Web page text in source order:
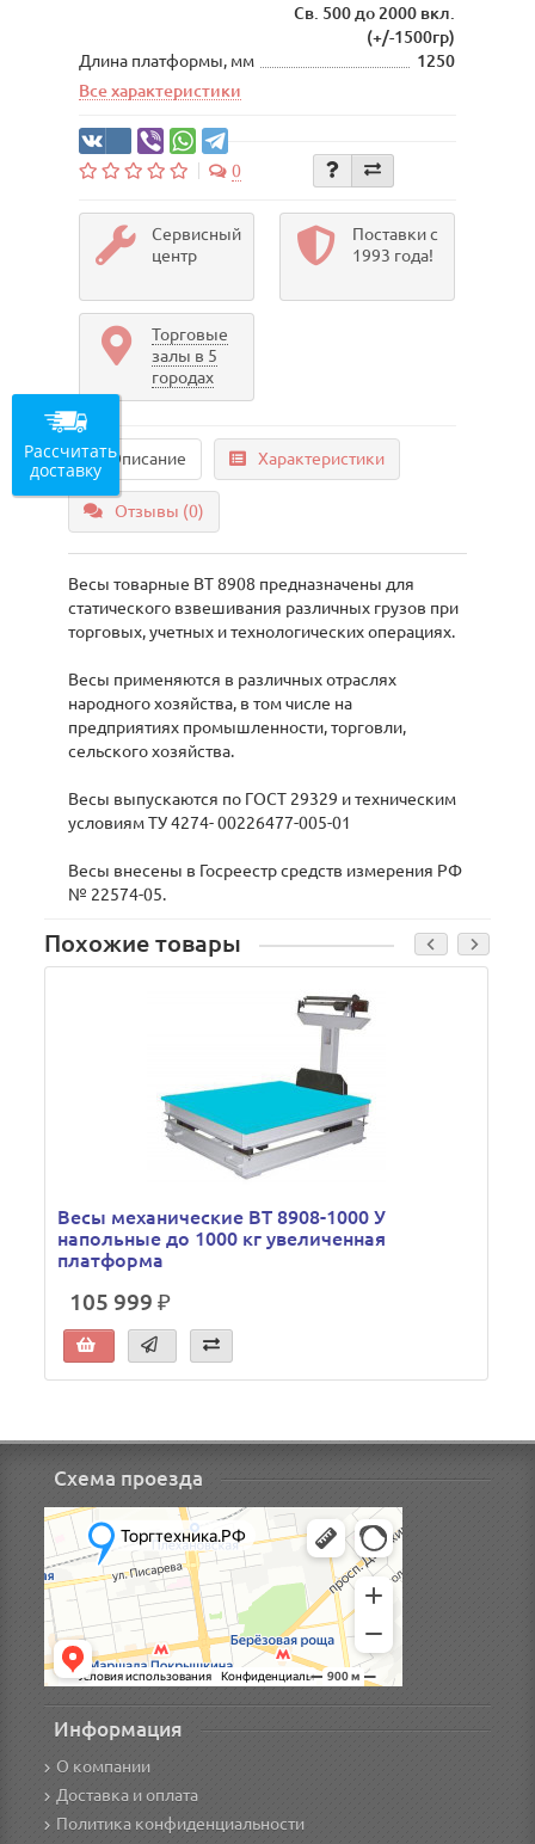
Св. 500 до 2000 вкл.
(+/-1500гр)
Длина платформы, мм
1250
Все характеристики
0
Сервисный
центр
Поставки с
1993 года!
Торговые
залы в 5
городах
Описание Характеристики
Отзывы (0)
Весы товарные ВТ 8908 предназначены для
статического взвешивания различных грузов при
торговых, учетных и технологических операциях.
Весы применяются в различных отраслях
народного хозяйства, в том числе на
предприятиях промышленности, торговли,
сельского хозяйства.
Весы выпускаются по ГОСТ 29329 и техническим
условиям ТУ 4274- 00226477-005-01
Весы внесены в Госреестр средств измерения РФ
№ 22574-05.
Похожие товары
Весы механические ВТ 8908-1000 У
напольные до 1000 кг увеличенная
платформа
105 999 ₽
Схема проезда
Информация
О компании
Доставка и оплата
Политика конфиденциальности
Рассчитать
доставку